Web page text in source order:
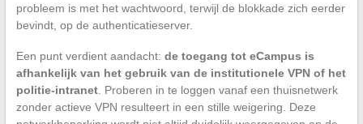
probleem is met het wachtwoord, terwijl de blokkade zich eerder
bevindt, op de authenticatieserver.
Een punt verdient aandacht: de toegang tot eCampus is
afhankelijk van het gebruik van de institutionele VPN of het
politie-intranet. Proberen in te loggen vanaf een thuisnetwerk
zonder actieve VPN resulteert in een stille weigering. Deze